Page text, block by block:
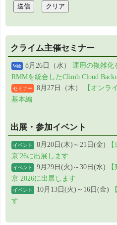
クライム主催セミナー
Web 8月26日（水） 運用の複雑化
RMMを統合したClimb Cloud
セミナー 8月27日（木）
【オンラ
基本編
出展・参加イベント
イベント 8月20日(木)～21日(金)
京'26に出展します
イベント 9月29日(火)～30日(水)
京 2026に出展します
イベント 10月13日(火)～16日(金)
す